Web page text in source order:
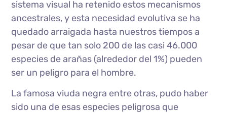
sistema visual ha retenido estos mecanismos
ancestrales, y esta necesidad evolutiva se ha
quedado arraigada hasta nuestros tiempos a
pesar de que tan solo 200 de las casi 46.000
especies de arañas (alrededor del 1%) pueden
ser un peligro para el hombre.
La famosa viuda negra entre otras, pudo haber
sido una de esas especies peligrosa que